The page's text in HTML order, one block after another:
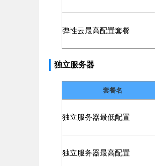
弹性云最高配置套餐
独立服务器
套餐名
独立服务器最低配置
独立服务器最高配置